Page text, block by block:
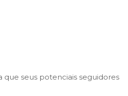
seus potenciais seguidores